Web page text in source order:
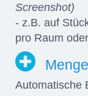
Screenshot)
- z.B. auf
pro Raum
Automatische